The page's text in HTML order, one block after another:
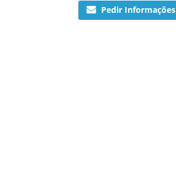
Pedir Informações